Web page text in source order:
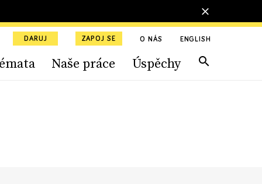
DARUJ ZAPOJ SE O NÁS ENGLISH
Naše práce Úspěchy